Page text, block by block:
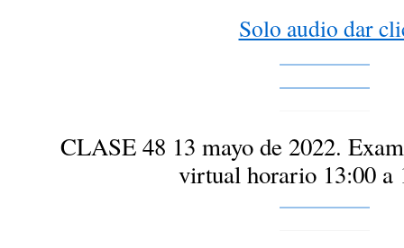
Solo audio dar
CLASE 48 13 mayo de 2022.
virtual horario 13:00 a